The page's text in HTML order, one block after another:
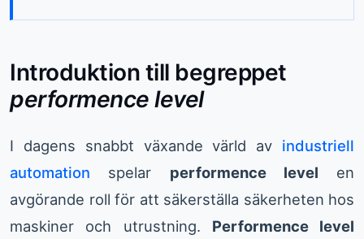
Introduktion till begreppet
performence level
I dagens snabbt växande värld av industriell
automation spelar performence level en
avgörande roll för att säkerställa säkerheten hos
maskiner och utrustning. Performence level